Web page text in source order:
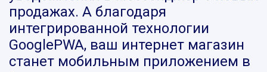
продажах. А благодаря
интегрированной технологии
GooglePWA, ваш интернет магазин
станет мобильным приложением в